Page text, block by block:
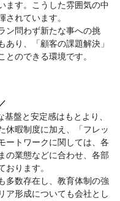
ます。こうした雰囲気の中
れています。
ン問わず新たな事への挑
り、「顧客の課題解決」
のできる環境です。
盤と安定感はもとより、
休暇制度に加え、「フレッ
ートワークに関しては、各
の業態などに合わせ、各部
おります。
多数存在し、教育体制の強
ア形成についても会社とし